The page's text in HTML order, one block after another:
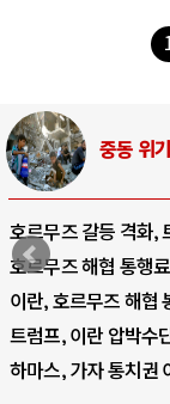
중동 위기
호르무즈 갈등 격화,
호르무즈 해협 통행
이란, 호르무즈 해협
트럼프, 이란 압박수
하마스, 가자 통치권